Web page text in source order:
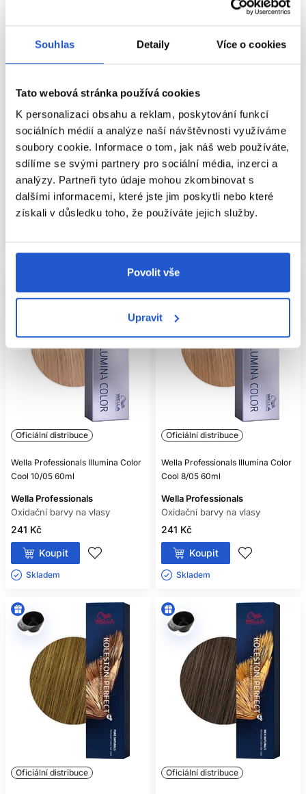
Souhlas Detaily Více o cookies
Tato webová stránka používá cookies
K personalizaci obsahu a reklam, poskytování funkcí
sociálních médií a analýze naší návštěvnosti využíváme
soubory cookie. Informace o tom, jak náš web používáte,
sdílíme se svými partnery pro sociální média, inzerci a
analýzy. Partneři tyto údaje mohou zkombinovat s
dalšími informacemi, které jste jim poskytli nebo které
získali v důsledku toho, že používáte jejich služby.
Povolit vše
Upravit
L'Oréal Professionnel INOA
permanentní barva na vlasy bez
L'Oréal Professionnel
Oxidační barvy na vlasy
285 Kč
Koupit
L'Oréal Professionnel INOA
permanentní barva na vlasy bez
L'Oréal Professionnel
Oxidační barvy na vlasy
285 Kč
Koupit
Oficiální distribuce
Wella Professionals Illumina Color
Cool 10/05 60ml
Wella Professionals
Oxidační barvy na vlasy
241 Kč
Koupit
Skladem ㅤ
Oficiální distribuce
Wella Professionals Illumina Color
Cool 8/05 60ml
Wella Professionals
Oxidační barvy na vlasy
241 Kč
Koupit
Skladem ㅤ
Oficiální distribuce Oficiální distribuce